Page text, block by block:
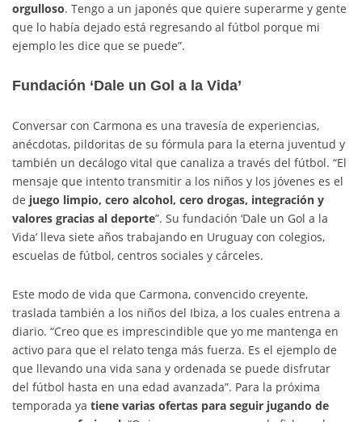
orgulloso. Tengo a un japonés que quiere superarme y gente
que lo había dejado está regresando al fútbol porque mi
ejemplo les dice que se puede”.
Fundación ‘Dale un Gol a la Vida’
Conversar con Carmona es una travesía de experiencias,
anécdotas, pildoritas de su fórmula para la eterna juventud y
también un decálogo vital que canaliza a través del fútbol. “El
mensaje que intento transmitir a los niños y los jóvenes es el
de juego limpio, cero alcohol, cero drogas, integración y
valores gracias al deporte”. Su fundación ‘Dale un Gol a la
Vida’ lleva siete años trabajando en Uruguay con colegios,
escuelas de fútbol, centros sociales y cárceles.
Este modo de vida que Carmona, convencido creyente,
traslada también a los niños del Ibiza, a los cuales entrena a
diario. “Creo que es imprescindible que yo me mantenga en
activo para que el relato tenga más fuerza. Es el ejemplo de
que llevando una vida sana y ordenada se puede disfrutar
del fútbol hasta en una edad avanzada”. Para la próxima
temporada ya tiene varias ofertas para seguir jugando de